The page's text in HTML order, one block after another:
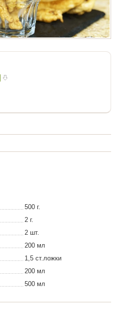
500 г.
2 г.
2 шт.
200 мл
1,5 ст.ложки
200 мл
500 мл